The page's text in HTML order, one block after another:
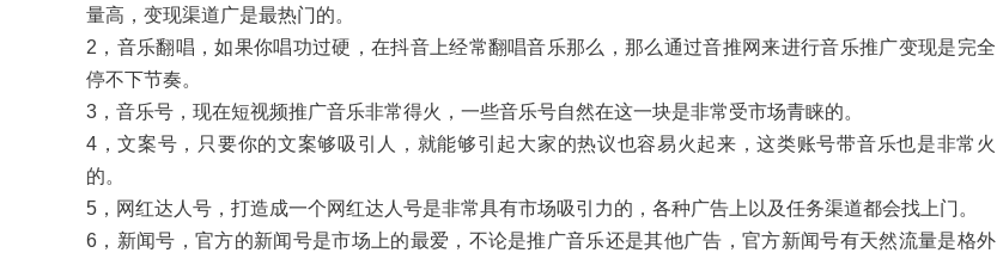
量高，变现渠道广是最热门的。
2，音乐翻唱，如果你唱功过硬，在抖音上经常翻唱音乐那么，那么通过音推网来进行音乐推广变现是完全
停不下节奏。
3，音乐号，现在短视频推广音乐非常得火，一些音乐号自然在这一块是非常受市场青睐的。
4，文案号，只要你的文案够吸引人，就能够引起大家的热议也容易火起来，这类账号带音乐也是非常火
的。
5，网红达人号，打造成一个网红达人号是非常具有市场吸引力的，各种广告上以及任务渠道都会找上门。
6，新闻号，官方的新闻号是市场上的最爱，不论是推广音乐还是其他广告，官方新闻号有天然流量是格外